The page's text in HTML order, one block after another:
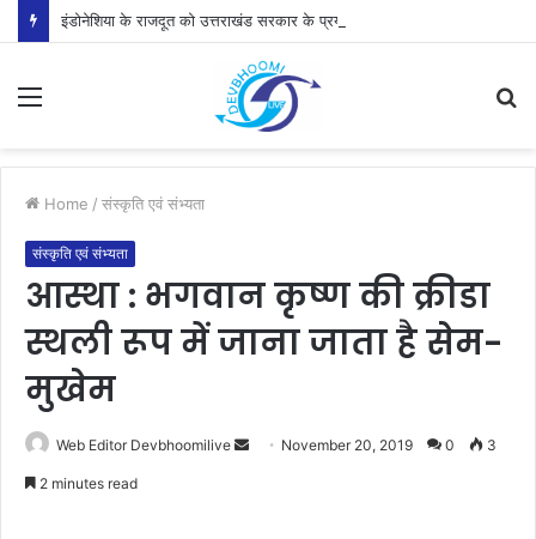
इंडोनेशिया के राजदूत को उत्तराखंड सरकार के प्रयासों की जानकारी दी
Menu
Home / संस्कृति एवं संभ्यता
संस्कृति एवं संभ्यता
आस्था : भगवान कृष्ण की क्रीडा
स्थली रूप में जाना जाता है सेम-
मुखेम
Web Editor Devbhoomilive
Send November 20, 2019 0 3
2 minutes read